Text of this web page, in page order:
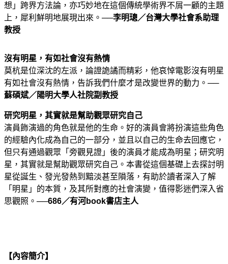
想」跨界方法論，亦巧妙地在這個傳統學術界不屑一顧的主題
上，犀利鮮明地展現出來。──李明璁／台灣大學社會系助理
教授
沒有明星，有如社會沒有熱情
莫杭是位深沈的左派，論證詭譎而精彩，他哀悼電影沒有明星
有如社會沒有熱情，告訴我們什麼才是改變世界的動力。──
蘇碩斌／陽明大學人社院副教授
研究明星，其實就是幫助觀眾研究自己
演員飾演過的角色就是他的生命。好的演員會將扮演這些角色
的經驗內化成為自己的一部分，並且以自己的生命去回應它，
但只有通過觀眾「旁觀見證」後的演員才能成為明星；研究明
星，其實就是幫助觀眾研究自己。本書從這個基礎上去探討明
星從誕生、發光發熱到黯淡甚至隕落，有助於讀者深入了解
「明星」的本質，及其所對應的社會演變，值得影迷們深入省
思觀照。──686／有河book書店主人
【內容簡介】